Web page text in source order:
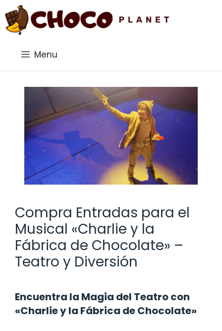
Saltar
al
contenido
Menu
Compra Entradas para el
Musical «Charlie y la
Fábrica de Chocolate» –
Teatro y Diversión
Encuentra la Magia del Teatro con
«Charlie y la Fábrica de Chocolate»